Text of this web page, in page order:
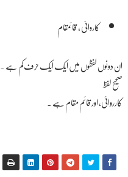
کاروائی ، قائمقام
ان دونوں لفظوں میں ایک ایک حرف کم ہے ۔
صحیح لفظ
کارروائی، اور قائم مقام ہے ۔